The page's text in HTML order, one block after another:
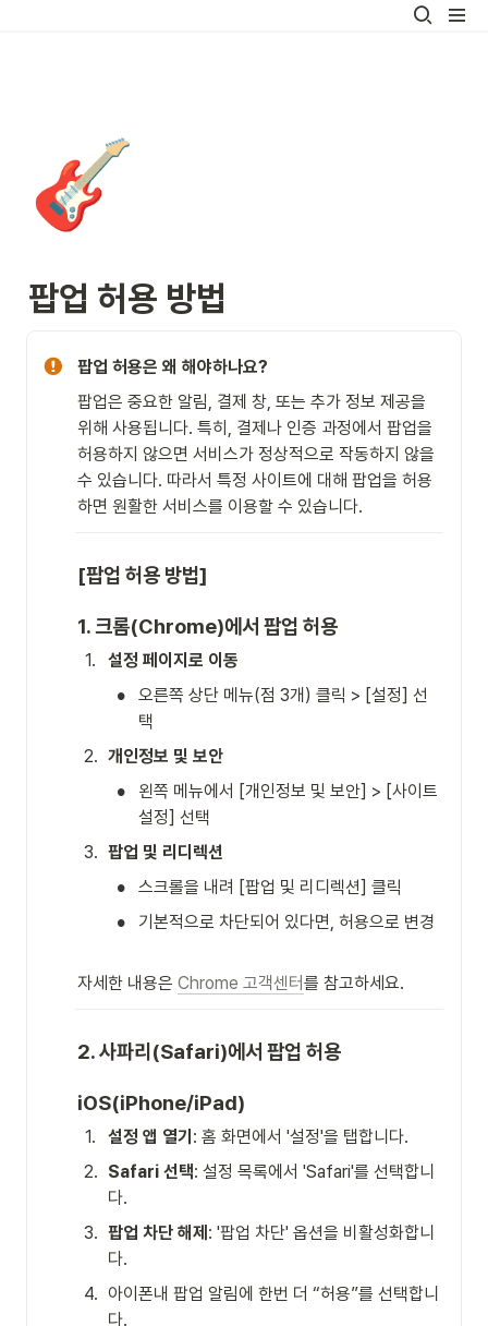
🎸
팝업 허용 방법
팝업 허용은 왜 해야하나요?
팝업은 중요한 알림, 결제 창, 또는 추가 정보 제공을
위해 사용됩니다. 특히, 결제나 인증 과정에서 팝업을
허용하지 않으면 서비스가 정상적으로 작동하지 않을
수 있습니다. 따라서 특정 사이트에 대해 팝업을 허용
하면 원활한 서비스를 이용할 수 있습니다.
[팝업 허용 방법]
1. 크롬(Chrome)에서 팝업 허용
1. 설정 페이지로 이동
•
오른쪽 상단 메뉴(점 3개) 클릭 > [설정] 선
택
2. 개인정보 및 보안
•
왼쪽 메뉴에서 [개인정보 및 보안] > [사이트
설정] 선택
3. 팝업 및 리디렉션
• 스크롤을 내려 [팝업 및 리디렉션] 클릭
• 기본적으로 차단되어 있다면, 허용으로 변경
자세한 내용은 Chrome 고객센터를 참고하세요.
2. 사파리(Safari)에서 팝업 허용
iOS(iPhone/iPad)
1. 설정 앱 열기 : 홈 화면에서 '설정'을 탭합니다.
2. Safari 선택: 설정 목록에서 'Safari'를 선택합니
다.
3. 팝업 차단 해제 : '팝업 차단' 옵션을 비활성화합니
다.
4. 아이폰내 팝업 알림에 한번 더 “허용”를 선택합니
다.